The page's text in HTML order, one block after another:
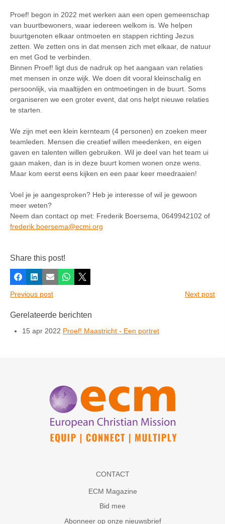
Proef! begon in 2022 met werken aan een open gemeenschap
van buurtbewoners, waar iedereen welkom is. We helpen
buurtgenoten elkaar ontmoeten en stappen richting Jezus
zetten. We zetten ons in dat mensen zich met elkaar, de natuur
en met God te verbinden.
Binnen Proef! ligt dus de nadruk op het aangaan van relaties
met mensen in onze wijk. We doen dit vooral kleinschalig en
persoonlijk, via maaltijden en ontmoetingen in de buurt. Soms
organiseren we een groter event, dat ons helpt nieuwe relaties
te starten.
We zijn met een klein kernteam (4 personen) en zoeken meer
teamleden. Mensen die creatief willen meedenken, en eigen
gaven en talenten willen gebruiken. Wil je deel van het team ui
gaan maken, dan is in deze buurt komen wonen onze wens.
Maar kom eerst eens kijken en een paar keer meedraaien!
Voel je je aangesproken? Heb je interesse of wil je gewoon
meer weten?
Neem dan contact op met: Frederik Boersema, 0649942102 of
frederik.boersema@ecmi.org
Share this post!
Facebook
LinkedInE-mailWhatsapp
X
Previous post
Next post
Gerelateerde berichten
15 apr 2022 Proef! Maastricht - Een portret
CONTACT
ECM Magazine
Bid mee
Abonneer op onze nieuwsbrief